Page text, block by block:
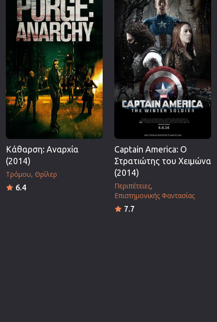
Κάθαρση: Αναρχία
(2014)
Τρόμου Θρίλερ
6.4
Captain America: Ο
Στρατιώτης του Χειμώνα
(2014)
Περιπέτειες
Επιστημονικής Φαντασίας
7.7